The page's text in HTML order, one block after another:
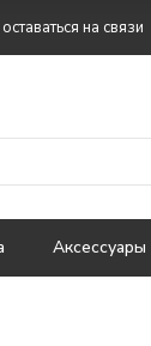
на связи
Аксессуары